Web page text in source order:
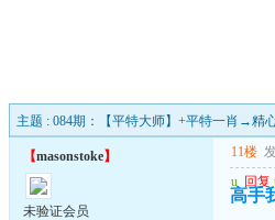
主题 : 084期：【平特大师】+平特一肖→精
【masonstoke】
未验证会员
11楼
u 回复
高手